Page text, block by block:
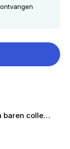
Franklin Mint set zilveren baren collectie van de mooiste zeilschepen